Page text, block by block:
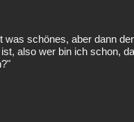
was schönes, aber dann
also wer bin ich schon,